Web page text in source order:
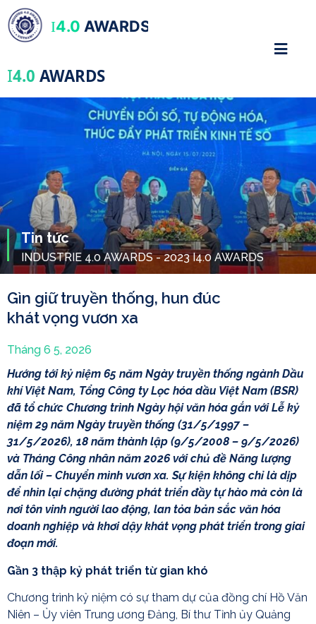
I4.0 AWARDS
I4.0 AWARDS
Tin tức
INDUSTRIE 4.0 AWARDS - 2023 I4.0 AWARDS
Gìn giữ truyền thống, hun đúc
khát vọng vươn xa
Tháng 6 5, 2026
Hướng tới kỷ niệm 65 năm Ngày truyền thống ngành Dầu
khí Việt Nam, Tổng Công ty Lọc hóa dầu Việt Nam (BSR)
đã tổ chức Chương trình Ngày hội văn hóa gắn với Lễ kỷ
niệm 29 năm Ngày truyền thống (31/5/1997 –
31/5/2026), 18 năm thành lập (9/5/2008 – 9/5/2026)
và Tháng Công nhân năm 2026 với chủ đề Năng lượng
dẫn lối – Chuyển mình vươn xa. Sự kiện không chỉ là dịp
để nhìn lại chặng đường phát triển đầy tự hào mà còn là
nơi tôn vinh người lao động, lan tỏa bản sắc văn hóa
doanh nghiệp và khơi dậy khát vọng phát triển trong giai
đoạn mới.
Gần 3 thập kỷ phát triển từ gian khó
Chương trình kỷ niệm có sự tham dự của đồng chí Hồ Văn
Niên – Ủy viên Trung ương Đảng, Bí thư Tỉnh ủy Quảng